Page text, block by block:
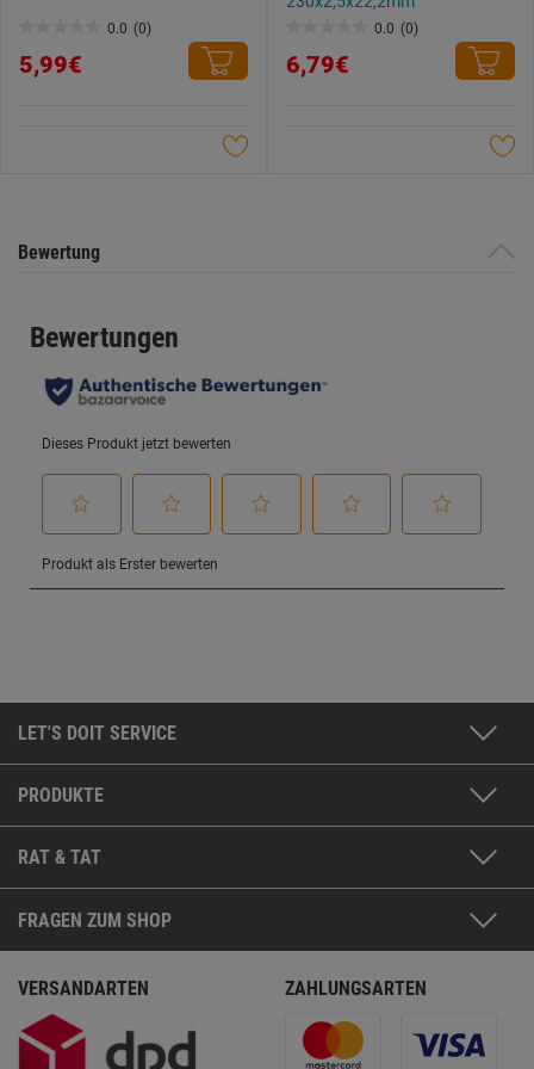
0.0 (0)
von
5,99€
0.0 (0)
von
6,79€
Bewertung
LET'S DOIT SERVICE
PRODUKTE
RAT & TAT
FRAGEN ZUM SHOP
VERSANDARTEN ZAHLUNGSARTEN